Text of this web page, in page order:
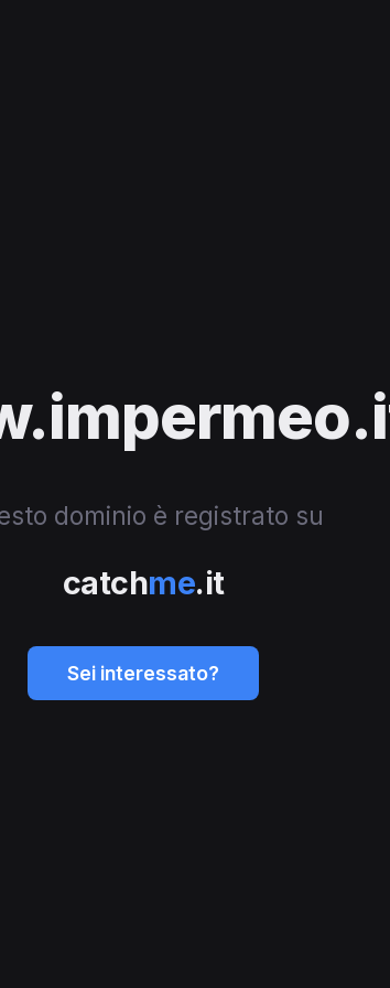
dominio è registrato su
catchme.it
Sei interessato?